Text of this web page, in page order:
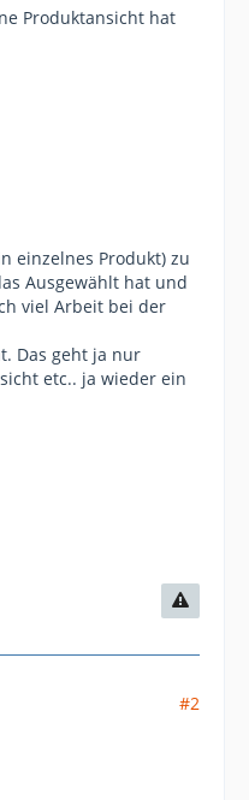
Produktansicht hat
einzelnes Produkt) zu
Ausgewählt hat und
viel Arbeit bei der
Das geht ja nur
etc.. ja wieder ein
#2